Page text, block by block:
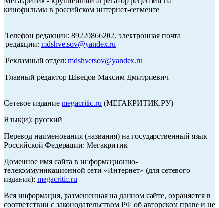
кинофильмы в российском интернет-сегменте
Телефон редакции: 89220866202, электронная почта
редакции: mdshvetsov@yandex.ru
Рекламный отдел: mdshvetsov@yandex.ru
Главный редактор Швецов Максим Дмитриевич
Сетевое издание megacritic.ru (МЕГАКРИТИК.РУ)
Язык(и): русский
Перевод наименования (названия) на государственный язык
Российской Федерации: Мегакритик
Доменное имя сайта в информационно-
телекоммуникационной сети «Интернет» (для сетевого
издания): megacritic.ru
Вся информация, размещенная на данном сайте, охраняется в
соответствии с законодательством РФ об авторском праве и не